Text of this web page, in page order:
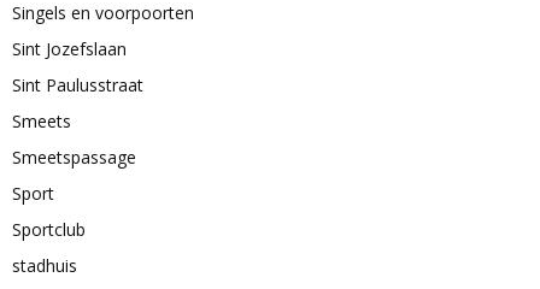
Singels en voorpoorten
Sint Jozefslaan
Sint Paulusstraat
Smeets
Smeetspassage
Sport
Sportclub
stadhuis